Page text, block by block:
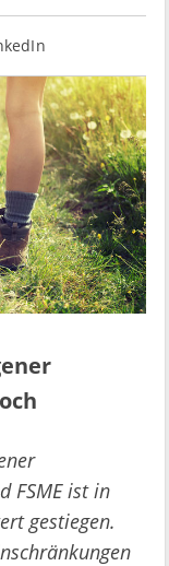
FSME ist in
gestiegen.